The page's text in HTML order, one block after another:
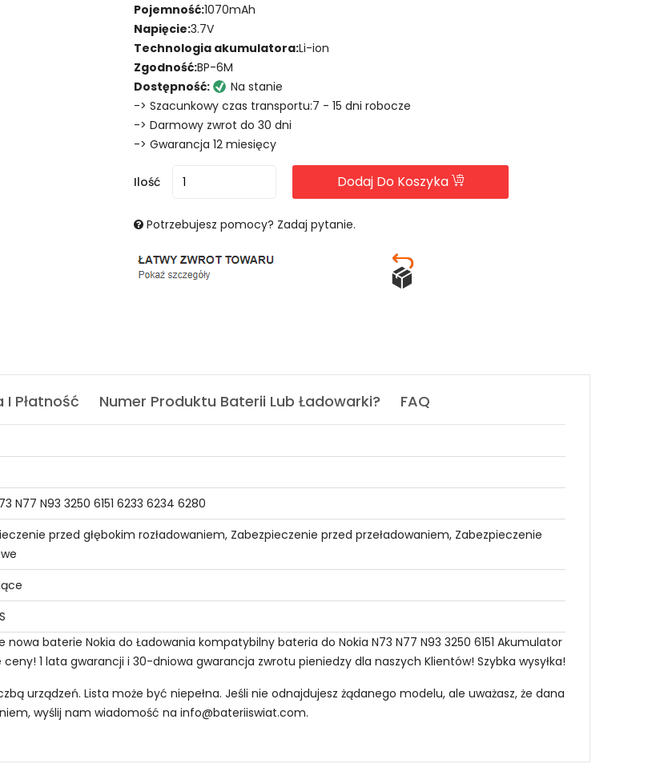
Pojemność:1070mAh
Napięcie:3.7V
Technologia akumulatora:Li-ion
Zgodność:BP-6M
Dostępność:
Na stanie
-> Szacunkowy czas transportu:7 - 15 dni robocze
-> Darmowy zwrot do 30 dni
-> Gwarancja 12 miesięcy
Ilość Dodaj Do Koszyka
Potrzebujesz pomocy? Zadaj pytanie.
Płatność Numer Produktu Baterii Lub Ładowarki? FAQ
N77 N93 3250 6151 6233 6234 6280
przed głębokim rozładowaniem, Zabezpieczenie przed przeładowaniem, Zabezpieczenie
baterie Nokia do Ładowania kompatybilny bateria do Nokia N73 N77 N93 3250 6151 Akumulator
1 lata gwarancji i 30-dniowa gwarancja zwrotu pieniedzy dla naszych Klientów! Szybka wysyłka!
urządzeń. Lista może być niepełna. Jeśli nie odnajdujesz żądanego modelu, ale uważasz, że dana
wyślij nam wiadomość na info@bateriiswiat.com.